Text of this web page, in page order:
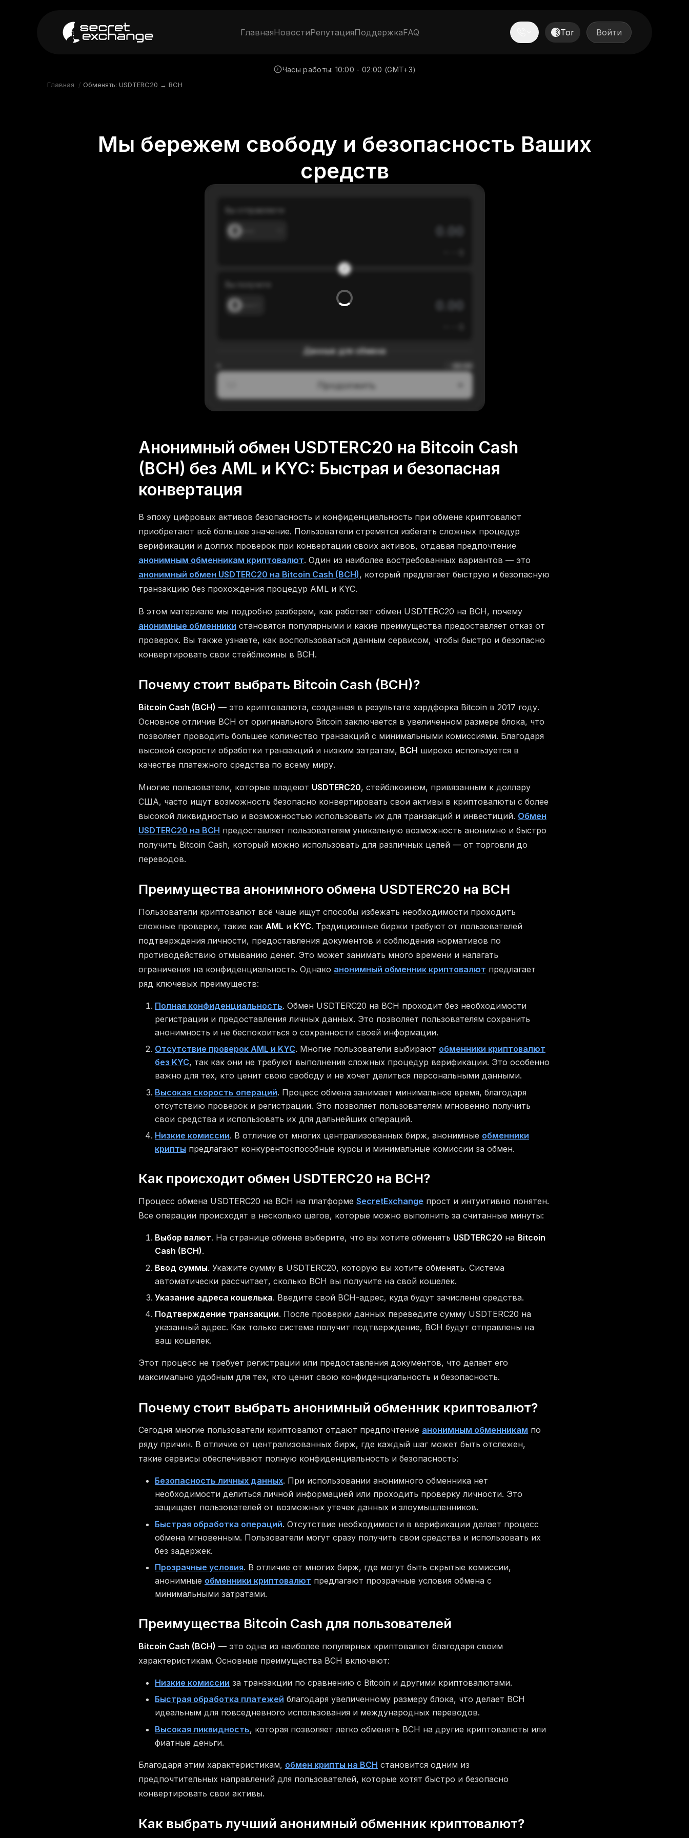
ГлавнаяНовостиРепутацияПоддержкаFAQ Tor Войти
Часы работы: 10:00 - 02:00 (GMT+3)
Главная / Обменять: USDTERC20 → BCH
Мы бережем свободу и безопасность Ваших
средств
Вы отправляете
Данные для обмена
Продолжить
Анонимный обмен USDTERC20 на Bitcoin Cash
(BCH) без AML и KYC: Быстрая и безопасная
конвертация
В эпоху цифровых активов безопасность и конфиденциальность при обмене криптовалют
приобретают всё большее значение. Пользователи стремятся избегать сложных процедур
верификации и долгих проверок при конвертации своих активов, отдавая предпочтение
анонимным обменникам криптовалют. Один из наиболее востребованных вариантов — это
анонимный обмен USDTERC20 на Bitcoin Cash (BCH), который предлагает быструю и безопасную
транзакцию без прохождения процедур AML и KYC.
В этом материале мы подробно разберем, как работает обмен USDTERC20 на BCH, почему
анонимные обменники становятся популярными и какие преимущества предоставляет отказ от
проверок. Вы также узнаете, как воспользоваться данным сервисом, чтобы быстро и безопасно
конвертировать свои стейблкоины в BCH.
Почему стоит выбрать Bitcoin Cash (BCH)?
Bitcoin Cash (BCH) — это криптовалюта, созданная в результате хардфорка Bitcoin в 2017 году.
Основное отличие BCH от оригинального Bitcoin заключается в увеличенном размере блока, что
позволяет проводить большее количество транзакций с минимальными комиссиями. Благодаря
высокой скорости обработки транзакций и низким затратам, BCH широко используется в
качестве платежного средства по всему миру.
Многие пользователи, которые владеют USDTERC20, стейблкоином, привязанным к доллару
США, часто ищут возможность безопасно конвертировать свои активы в криптовалюты с более
высокой ликвидностью и возможностью использовать их для транзакций и инвестиций. Обмен
USDTERC20 на BCH предоставляет пользователям уникальную возможность анонимно и быстро
получить Bitcoin Cash, который можно использовать для различных целей — от торговли до
переводов.
Преимущества анонимного обмена USDTERC20 на BCH
Пользователи криптовалют всё чаще ищут способы избежать необходимости проходить
сложные проверки, такие как AML и KYC. Традиционные биржи требуют от пользователей
подтверждения личности, предоставления документов и соблюдения нормативов по
противодействию отмыванию денег. Это может занимать много времени и налагать
ограничения на конфиденциальность. Однако анонимный обменник криптовалют предлагает
ряд ключевых преимуществ:
Полная конфиденциальность. Обмен USDTERC20 на BCH проходит без необходимости
регистрации и предоставления личных данных. Это позволяет пользователям сохранить
анонимность и не беспокоиться о сохранности своей информации.
Отсутствие проверок AML и KYC. Многие пользователи выбирают обменники криптовалют
без KYC, так как они не требуют выполнения сложных процедур верификации. Это особенно
важно для тех, кто ценит свою свободу и не хочет делиться персональными данными.
Высокая скорость операций. Процесс обмена занимает минимальное время, благодаря
отсутствию проверок и регистрации. Это позволяет пользователям мгновенно получить
свои средства и использовать их для дальнейших операций.
Низкие комиссии. В отличие от многих централизованных бирж, анонимные обменники
крипты предлагают конкурентоспособные курсы и минимальные комиссии за обмен.
Как происходит обмен USDTERC20 на BCH?
Процесс обмена USDTERC20 на BCH на платформе SecretExchange прост и интуитивно понятен.
Все операции происходят в несколько шагов, которые можно выполнить за считанные минуты:
Выбор валют. На странице обмена выберите, что вы хотите обменять USDTERC20 на Bitcoin
Cash (BCH).
Ввод суммы. Укажите сумму в USDTERC20, которую вы хотите обменять. Система
автоматически рассчитает, сколько BCH вы получите на свой кошелек.
Указание адреса кошелька. Введите свой BCH-адрес, куда будут зачислены средства.
Подтверждение транзакции. После проверки данных переведите сумму USDTERC20 на
указанный адрес. Как только система получит подтверждение, BCH будут отправлены на
ваш кошелек.
Этот процесс не требует регистрации или предоставления документов, что делает его
максимально удобным для тех, кто ценит свою конфиденциальность и безопасность.
Почему стоит выбрать анонимный обменник криптовалют?
Сегодня многие пользователи криптовалют отдают предпочтение анонимным обменникам по
ряду причин. В отличие от централизованных бирж, где каждый шаг может быть отслежен,
такие сервисы обеспечивают полную конфиденциальность и безопасность:
Безопасность личных данных. При использовании анонимного обменника нет
необходимости делиться личной информацией или проходить проверку личности. Это
защищает пользователей от возможных утечек данных и злоумышленников.
Быстрая обработка операций. Отсутствие необходимости в верификации делает процесс
обмена мгновенным. Пользователи могут сразу получить свои средства и использовать их
без задержек.
Прозрачные условия. В отличие от многих бирж, где могут быть скрытые комиссии,
анонимные обменники криптовалют предлагают прозрачные условия обмена с
минимальными затратами.
Преимущества Bitcoin Cash для пользователей
Bitcoin Cash (BCH) — это одна из наиболее популярных криптовалют благодаря своим
характеристикам. Основные преимущества BCH включают:
Низкие комиссии за транзакции по сравнению с Bitcoin и другими криптовалютами.
Быстрая обработка платежей благодаря увеличенному размеру блока, что делает BCH
идеальным для повседневного использования и международных переводов.
Высокая ликвидность, которая позволяет легко обменять BCH на другие криптовалюты или
фиатные деньги.
Благодаря этим характеристикам, обмен крипты на BCH становится одним из
предпочтительных направлений для пользователей, которые хотят быстро и безопасно
конвертировать свои активы.
Как выбрать лучший анонимный обменник криптовалют?